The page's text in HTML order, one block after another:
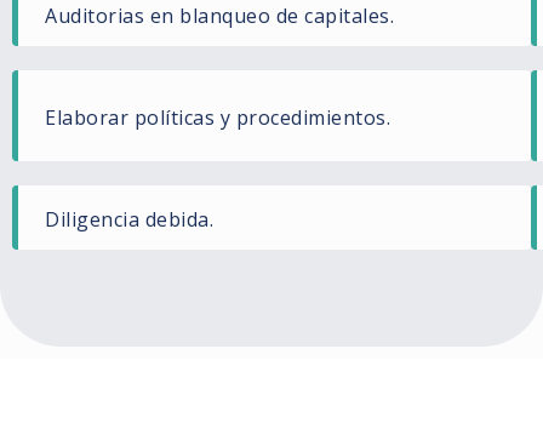
Auditorias en blanqueo de capitales.
Elaborar políticas y procedimientos.
Diligencia debida.